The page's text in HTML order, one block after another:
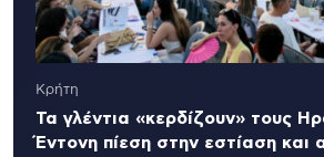
Κρήτη
Τα γλέντια «κερδίζουν» τους
Έντονη πίεση στην εστίαση και